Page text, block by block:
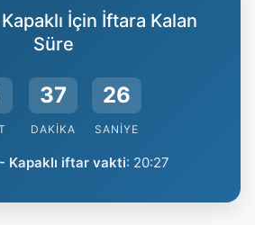
İçin İftara Kalan
Süre
37
DAKIKA
25
SANIYE
Kapaklı iftar vakti: 20:27